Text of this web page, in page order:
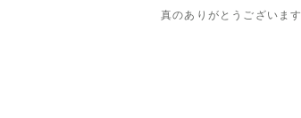
真のありがとうございます